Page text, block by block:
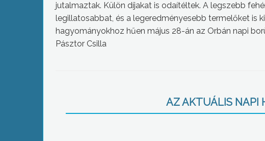
jutalmaztak. Külön díjakat is odaítéltek. A legszebb
legillatosabbat, és a legeredményesebb termelőket is
hagyományokhoz hűen május 28-án az Orbán napi
Pásztor Csilla
AZ AKTUÁLIS NAPI